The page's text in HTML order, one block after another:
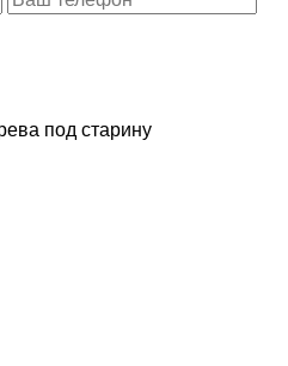
под старину